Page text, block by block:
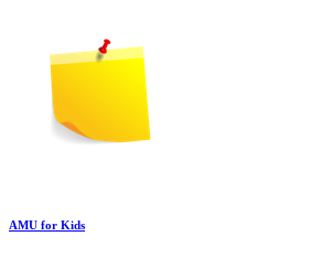
AMU for Kids